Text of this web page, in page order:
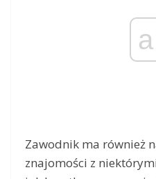
Zawodnik ma również
znajomości z